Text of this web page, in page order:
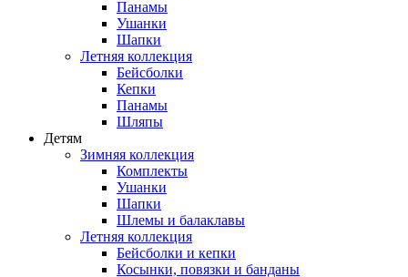
Панамы
Ушанки
Шапки
Летняя коллекция
Бейсболки
Кепки
Панамы
Шляпы
Детям
Зимняя коллекция
Комплекты
Ушанки
Шапки
Шлемы и балаклавы
Летняя коллекция
Бейсболки и кепки
Косынки, повязки и банданы